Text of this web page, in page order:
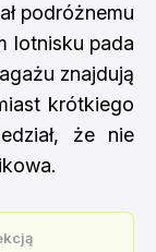
podróżnemu
lotnisku pada
znajdują
krótkiego
że nie